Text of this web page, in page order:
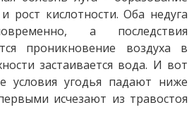
рост кислотности. Оба недуга
а последствия
проникновение воздуха в
застаивается вода. И вот
условия угодья падают ниже
исчезают из травостоя